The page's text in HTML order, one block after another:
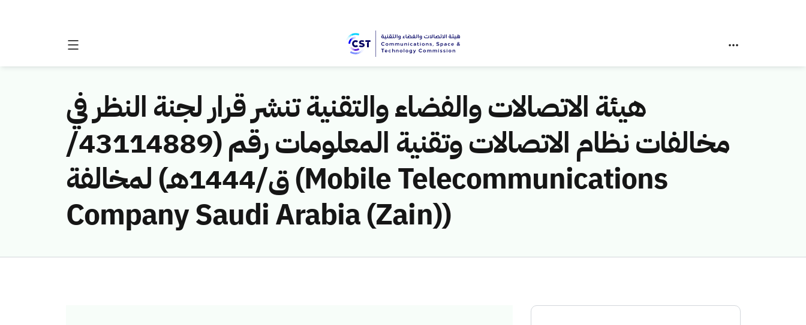
هيئة الاتصالات والفضاء والتقنية تنشر قرار لجنة النظر في
مخالفات نظام الاتصالات وتقنية المعلومات رقم (43114889/
ق/1444هـ) لمخالفة (Mobile Telecommunications
Company Saudi Arabia (Zain))